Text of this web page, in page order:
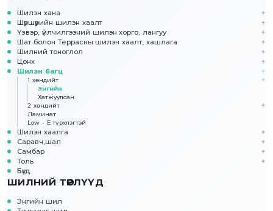
Шилэн хана
Шүршүүрийн шилэн хаалт
Үзвэр, үйлчилгээний шилэн хорго, лангуу
Шат болон Террасны шилэн хаалт, хашлага
Шилний тоноглол
Цонх
Шилэн багц
1 хөндийт
Энгийн
Хатжуулсан
2 хөндийт
Ламинат
Low - E түрхлэгтэй
Шилэн хаалга
Саравч,шал
Самбар
Толь
Бүгд
ШИЛНИЙ ТӨРЛҮҮД
Энгийн шил